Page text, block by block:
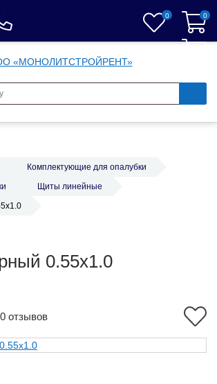
0 0
0
Комплектующие для опалубки
Щиты линейные
0.55x1.0
0 отзывов